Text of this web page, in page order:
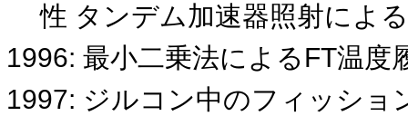
性 タンデム加速器照射によ
1996: 最小二乗法によるFT温度
1997: ジルコン中のフィッシ